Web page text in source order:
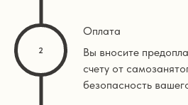
Оплата
Вы вносите
счету от
безопасность